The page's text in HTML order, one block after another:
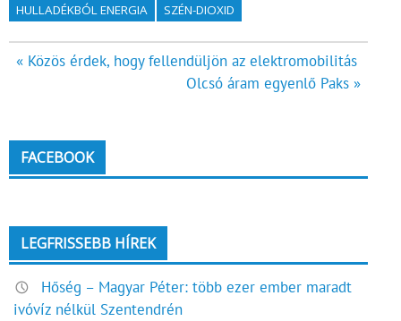
HULLADÉKBÓL ENERGIA
SZÉN-DIOXID
Bejegyzés
« Közös érdek, hogy fellendüljön az elektromobilitás
Olcsó áram egyenlő Paks »
FACEBOOK
LEGFRISSEBB HÍREK
Hőség – Magyar Péter: több ezer ember maradt
ivóvíz nélkül Szentendrén